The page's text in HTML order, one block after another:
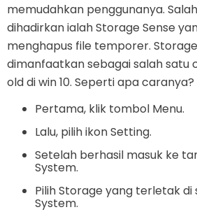
memudahkan penggunanya.
dihadirkan ialah Storage Sense
menghapus file temporer.
dimanfaatkan sebagai salah satu
old di win 10. Seperti apa caranya?
Pertama, klik tombol Menu.
Lalu, pilih ikon Setting.
Setelah berhasil masuk ke
System.
Pilih Storage yang terletak
System.